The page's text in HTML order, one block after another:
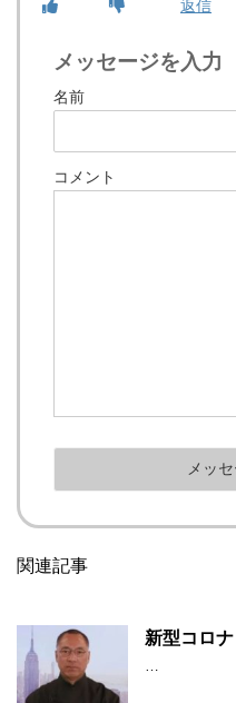
返信
メッセージを入力
名前
コメント
関連記事
新型コロ
…